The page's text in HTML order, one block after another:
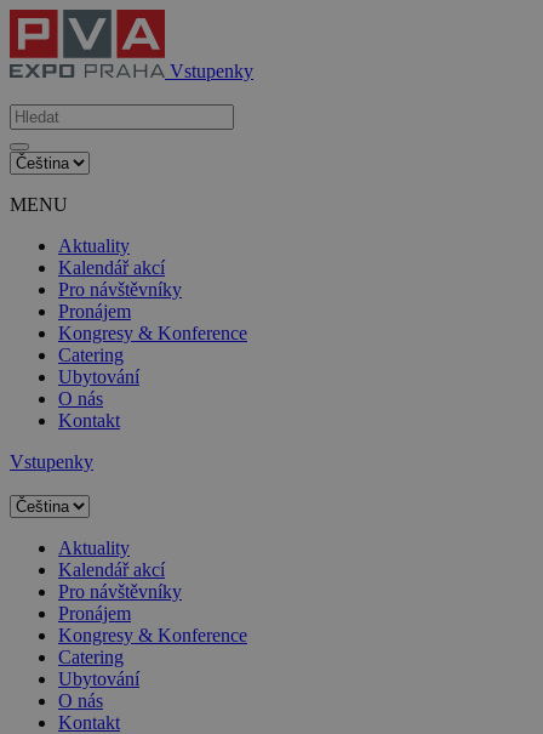
Vstupenky
MENU
Aktuality
Kalendář akcí
Pro návštěvníky
Pronájem
Kongresy & Konference
Catering
Ubytování
O nás
Kontakt
Vstupenky
Aktuality
Kalendář akcí
Pro návštěvníky
Pronájem
Kongresy & Konference
Catering
Ubytování
O nás
Kontakt